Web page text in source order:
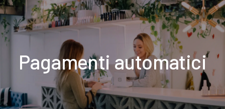
Pagamenti automatici